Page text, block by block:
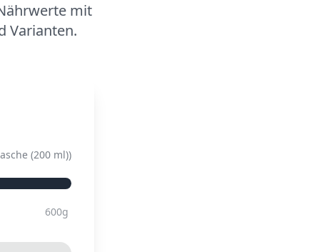
mit
Varianten.
(200 ml))
600g